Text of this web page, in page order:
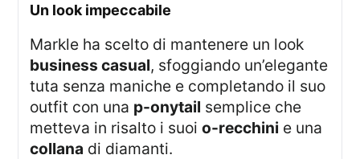
Un look impeccabile
Markle ha scelto di mantenere un look
business casual, sfoggiando un’elegante
tuta senza maniche e completando il suo
outfit con una p-onytail semplice che
metteva in risalto i suoio-recchini e una
collana di diamanti.